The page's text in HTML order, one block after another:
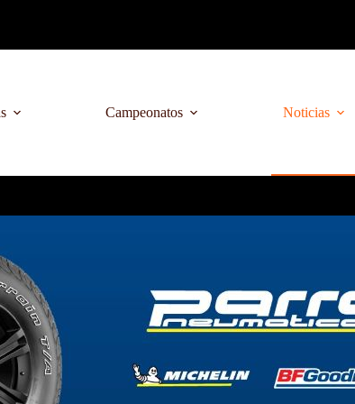
Campeonatos Noticias